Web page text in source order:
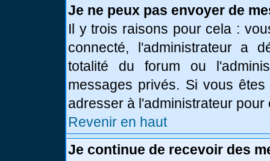
Je ne peux pas envoyer de
Il y trois raisons pour cela :
connecté, l'administrateur a
totalité du forum ou
messages privés. Si vous
adresser à l'administrateur
Revenir en haut
Je continue de recevoir des